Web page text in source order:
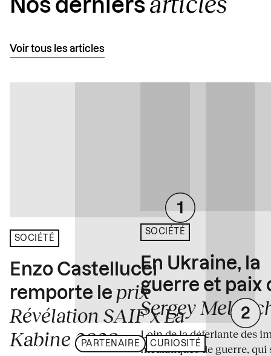
Nos derniers
Voir tous les articles
SOCIÉTÉ
Enzo Castellucci
remporte le prix
Révélation SAIF x La
Kabine 2026
PARTENAIRE CURIOSITÉ
SOCIÉTÉ
En Ukraine, la
guerre et paix
Sergey
Loin de la déferlante des
médiatiques de guerre, qui